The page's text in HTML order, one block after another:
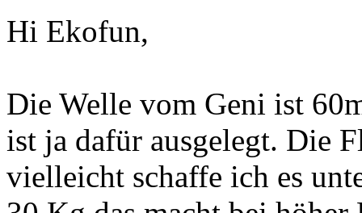
Hi Ekofun,
Die Welle vom Geni ist
ist ja dafür ausgelegt. Die
vielleicht schaffe ich es